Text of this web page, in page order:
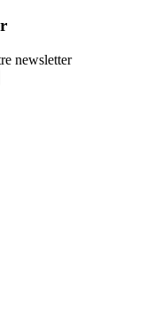
newsletter